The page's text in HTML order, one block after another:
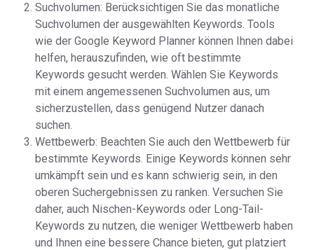
Suchvolumen: Berücksichtigen Sie das monatliche
Suchvolumen der ausgewählten Keywords. Tools
wie der Google Keyword Planner können Ihnen dabei
helfen, herauszufinden, wie oft bestimmte
Keywords gesucht werden. Wählen Sie Keywords
mit einem angemessenen Suchvolumen aus, um
sicherzustellen, dass genügend Nutzer danach
suchen.
Wettbewerb: Beachten Sie auch den Wettbewerb für
bestimmte Keywords. Einige Keywords können sehr
umkämpft sein und es kann schwierig sein, in den
oberen Suchergebnissen zu ranken. Versuchen Sie
daher, auch Nischen-Keywords oder Long-Tail-
Keywords zu nutzen, die weniger Wettbewerb haben
und Ihnen eine bessere Chance bieten, gut platziert